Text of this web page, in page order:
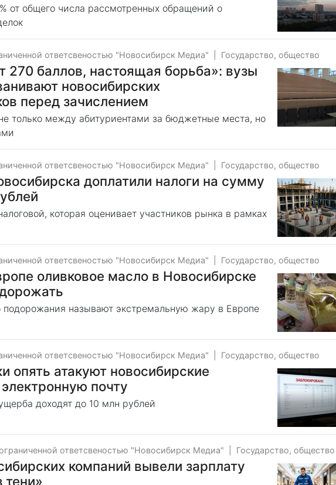
от общего числа рассмотренных обращений о
ответсвеностью "Новосибирск Медиа" Государство, общество
270 баллов, настоящая борьба»: вузы
новосибирских
перед зачислением
только между абитуриентами за бюджетные места, но
ответсвеностью "Новосибирск Медиа" Государство, общество
доплатили налоги на сумму
которая оценивает участников рынка в рамках
ответсвеностью "Новосибирск Медиа" Государство, общество
оливковое масло в Новосибирске
называют экстремальную жару в Европе
ответсвеностью "Новосибирск Медиа" Государство, общество
опять атакуют новосибирские
почту
доходят до 10 млн рублей
ответсвеностью "Новосибирск Медиа" Государство, общество
компаний вывели зарплату
тени»